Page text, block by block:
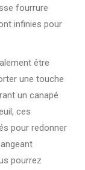
fourrure
infinies pour
être
une touche
un canapé
ces
pour redonner
pourrez